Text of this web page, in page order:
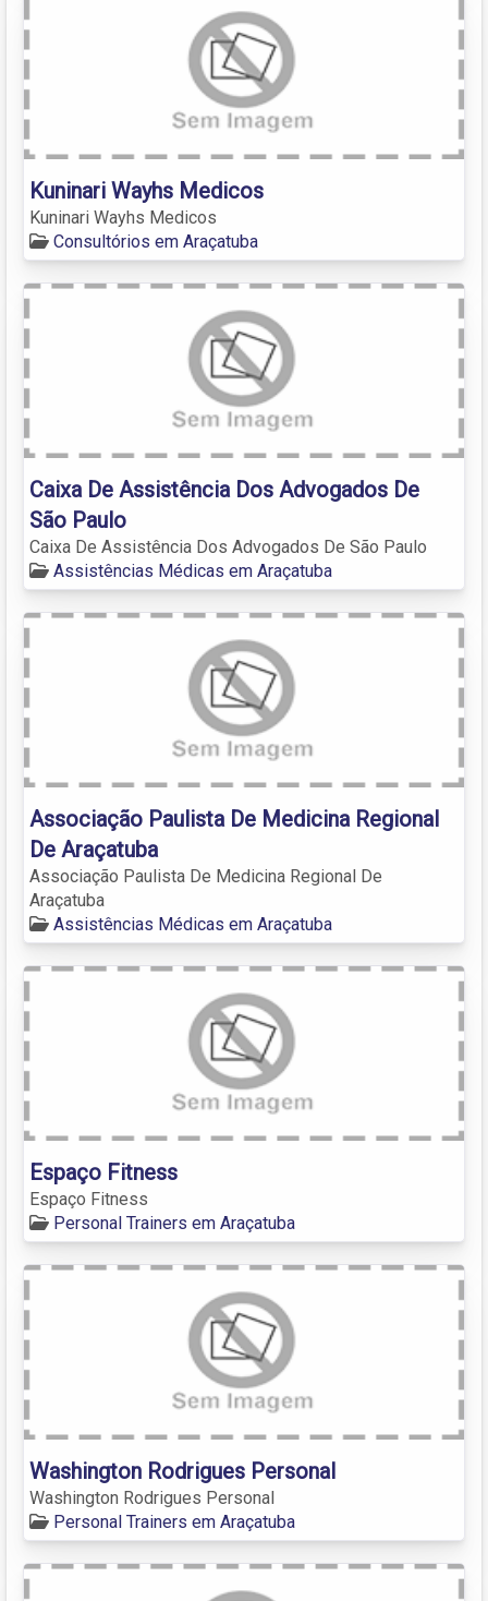
Kuninari Wayhs Medicos
Kuninari Wayhs Medicos
Consultórios em Araçatuba
Caixa De Assistência Dos Advogados De
São Paulo
Caixa De Assistência Dos Advogados De São Paulo
Assistências Médicas em Araçatuba
Associação Paulista De Medicina Regional
De Araçatuba
Associação Paulista De Medicina Regional De
Araçatuba
Assistências Médicas em Araçatuba
Espaço Fitness
Espaço Fitness
Personal Trainers em Araçatuba
Washington Rodrigues Personal
Washington Rodrigues Personal
Personal Trainers em Araçatuba